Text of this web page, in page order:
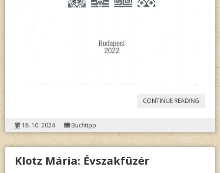
CONTINUE READING
TÓTH
ÁGNES
18. 10. 2024 Buchtipp
Klotz Mária: Évszakfüzér